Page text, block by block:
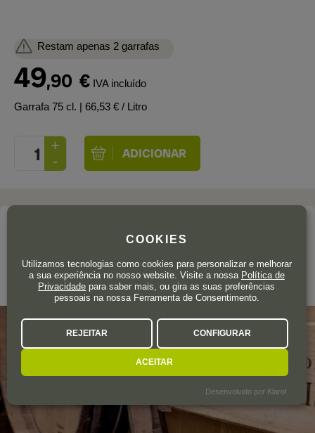
Restam apenas 2 garrafas
49,90 € IVA incluído
Garrafa 75 cl. | 66,53 € / Litro
MARQUÉS DE RISCAL
Rioja
COOKIES
Utilizamos tecnologias como cookies para personalizar e melhorar
a sua experiência no nosso website. Visite a nossa Política de
Privacidade para saber mais, ou gira as suas preferências
pessoais na nossa Ferramenta de Consentimento.
REJEITAR CONFIGURAR
ACEITAR
Desenvolvido por Klaro!